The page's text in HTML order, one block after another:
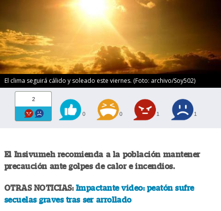
El clima seguirá cálido y soleado este viernes. (Foto: archivo/Soy502)
2
0 0 1 1
El Insivumeh recomienda a la población mantener
precaución ante golpes de calor e incendios.
OTRAS NOTICIAS: Impactante video: peatón sufre
secuelas graves tras ser arrollado